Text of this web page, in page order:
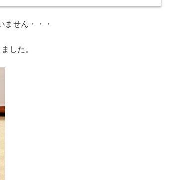
ません・・・
した。